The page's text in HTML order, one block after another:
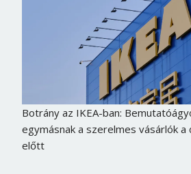
Botrány az IKEA-ban:
egymásnak a szerelmes vásárlók a
előtt